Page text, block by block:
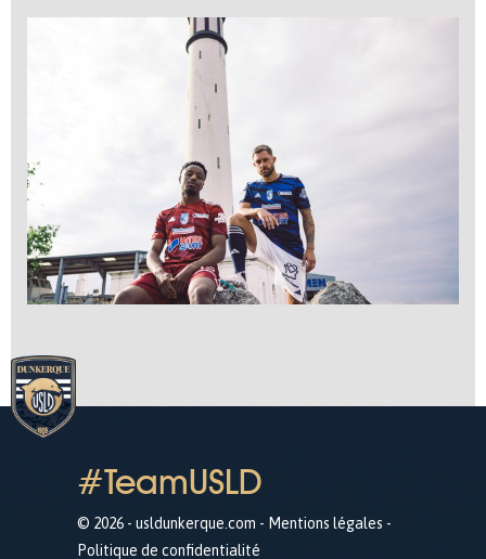
#TeamUSLD
© 2026 - usldunkerque.com - Mentions légales -
Politique de confidentialité